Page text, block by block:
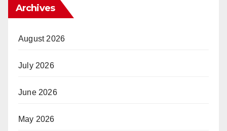
Archives
August 2026
July 2026
June 2026
May 2026